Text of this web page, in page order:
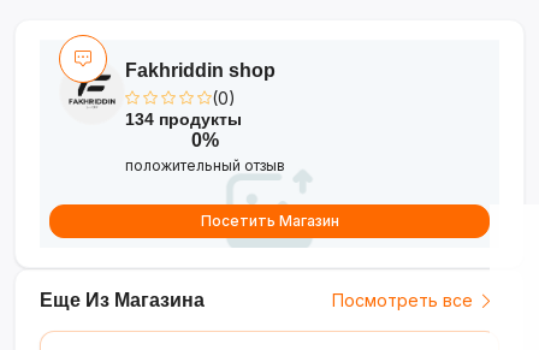
Еще Из Магазина Посмотреть все
Fakhriddin shop
(0)
134 продукты
0%
положительный отзыв
Посетить Магазин